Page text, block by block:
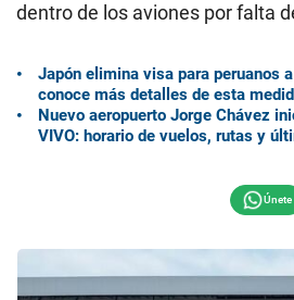
dentro de los aviones por falta
Japón elimina visa para peruanos
conoce más detalles de esta
Nuevo aeropuerto Jorge Chávez
VIVO: horario de vuelos, rutas y